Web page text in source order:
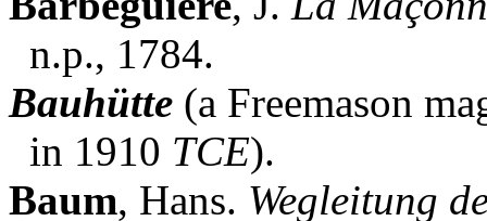
n.p., 1784.
Bauhütte (a Freemason
in 1910 TCE).
Baum, Hans. Wegleitung